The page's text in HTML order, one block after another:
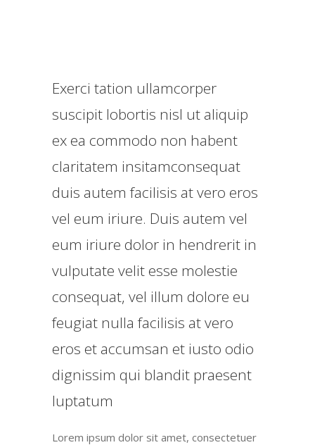
Exerci tation ullamcorper
suscipit lobortis nisl ut aliquip
ex ea commodo non habent
claritatem insitamconsequat
duis autem facilisis at vero eros
vel eum iriure. Duis autem vel
eum iriure dolor in hendrerit in
vulputate velit esse molestie
consequat, vel illum dolore eu
feugiat nulla facilisis at vero
eros et accumsan et iusto odio
dignissim qui blandit praesent
luptatum
Lorem ipsum dolor sit amet, consectetuer